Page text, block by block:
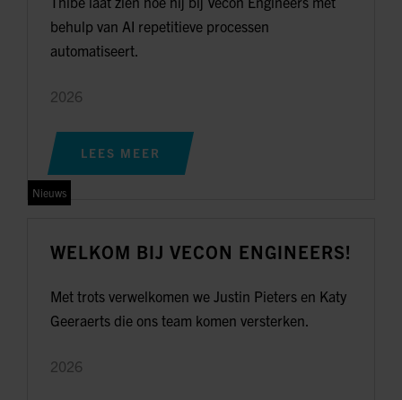
behulp van AI repetitieve processen
automatiseert.
2026
LEES MEER
Nieuws
WELKOM BIJ VECON ENGINEERS!
Met trots verwelkomen we Justin Pieters en Katy
Geeraerts die ons team komen versterken.
2026